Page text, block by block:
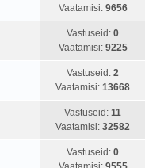
Vaatamisi: 9656
Vastuseid: 0
Vaatamisi: 9225
Vastuseid: 2
Vaatamisi: 13668
Vastuseid: 11
Vaatamisi: 32582
Vastuseid: 0